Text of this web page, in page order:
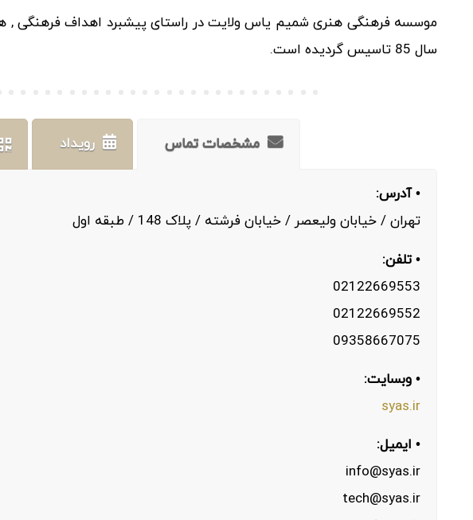
موسسه فرهنگی هنری شمیم یاس ولایت در راستای پیشبرد اهداف فرهنگی ,
سال 85 تاسیس گردیده است.
مشخصات تماس رویداد
• آدرس:
تهران / خیابان ولیعصر / خیابان فرشته / پلاک 148 / طبقه اول
• تلفن:
02122669553
02122669552
09358667075
• وبسایت:
syas.ir
• ایمیل:
info@syas.ir
tech@syas.ir